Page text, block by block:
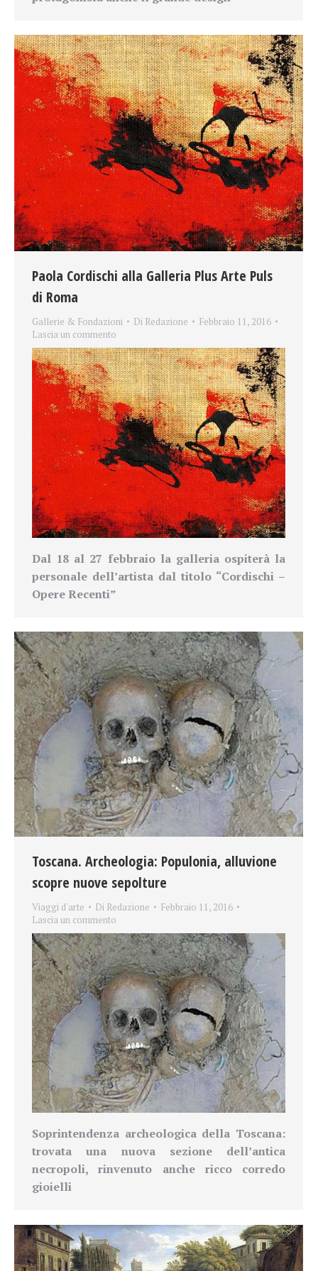
Paola Cordischi alla Galleria Plus Arte Puls
di Roma
Gallerie & Fondazioni Di Redazione
Febbraio 11, 2016
Lascia un commento
Dal 18 al 27 febbraio la galleria ospiterà la
personale dell’artista dal titolo “Cordischi –
Opere Recenti”
Toscana. Archeologia: Populonia, alluvione
scopre nuove sepolture
Viaggi d'arte Di Redazione
Febbraio 11, 2016
Lascia un commento
Soprintendenza archeologica della Toscana:
trovata una nuova sezione dell’antica
necropoli, rinvenuto anche ricco corredo
gioielli